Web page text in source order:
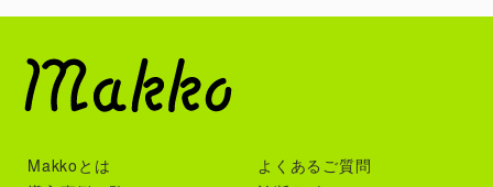
す。
自分では気づきにくい「隠れた本音」が分かる
普段は無意識に選んでいる言葉や行動パターンから、本当に
大切にしている価値観や考え方を読み解きます。周囲から見
Makkoとは
よくあるご質問